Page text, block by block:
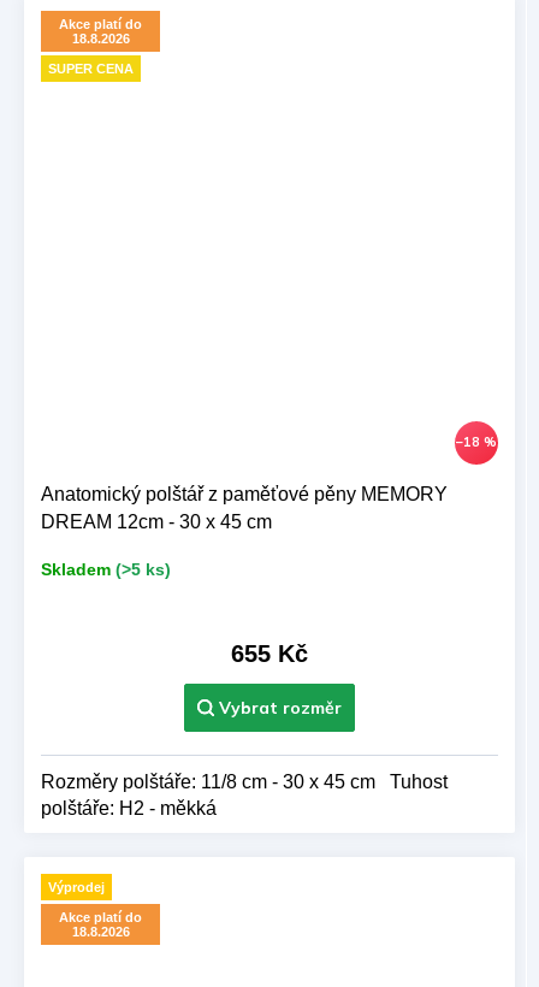
Akce platí do
18.8.2026
SUPER CENA
–18 %
Anatomický polštář z paměťové pěny MEMORY
DREAM 12cm - 30 x 45 cm
Skladem (>5 ks)
655 Kč
Rozměry polštáře: 11/8 cm - 30 x 45 cm Tuhost
polštáře: H2 - měkká
Výprodej
Akce platí do
18.8.2026